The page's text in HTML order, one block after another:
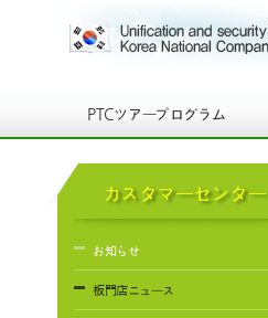
PTCツアープログラム
カスタマーセンター
お知らせ
板門店ニュース